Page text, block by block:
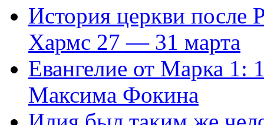
История церкви
Хармс 27 — 31 марта
Евангелие от Марка 1:
Максима Фокина